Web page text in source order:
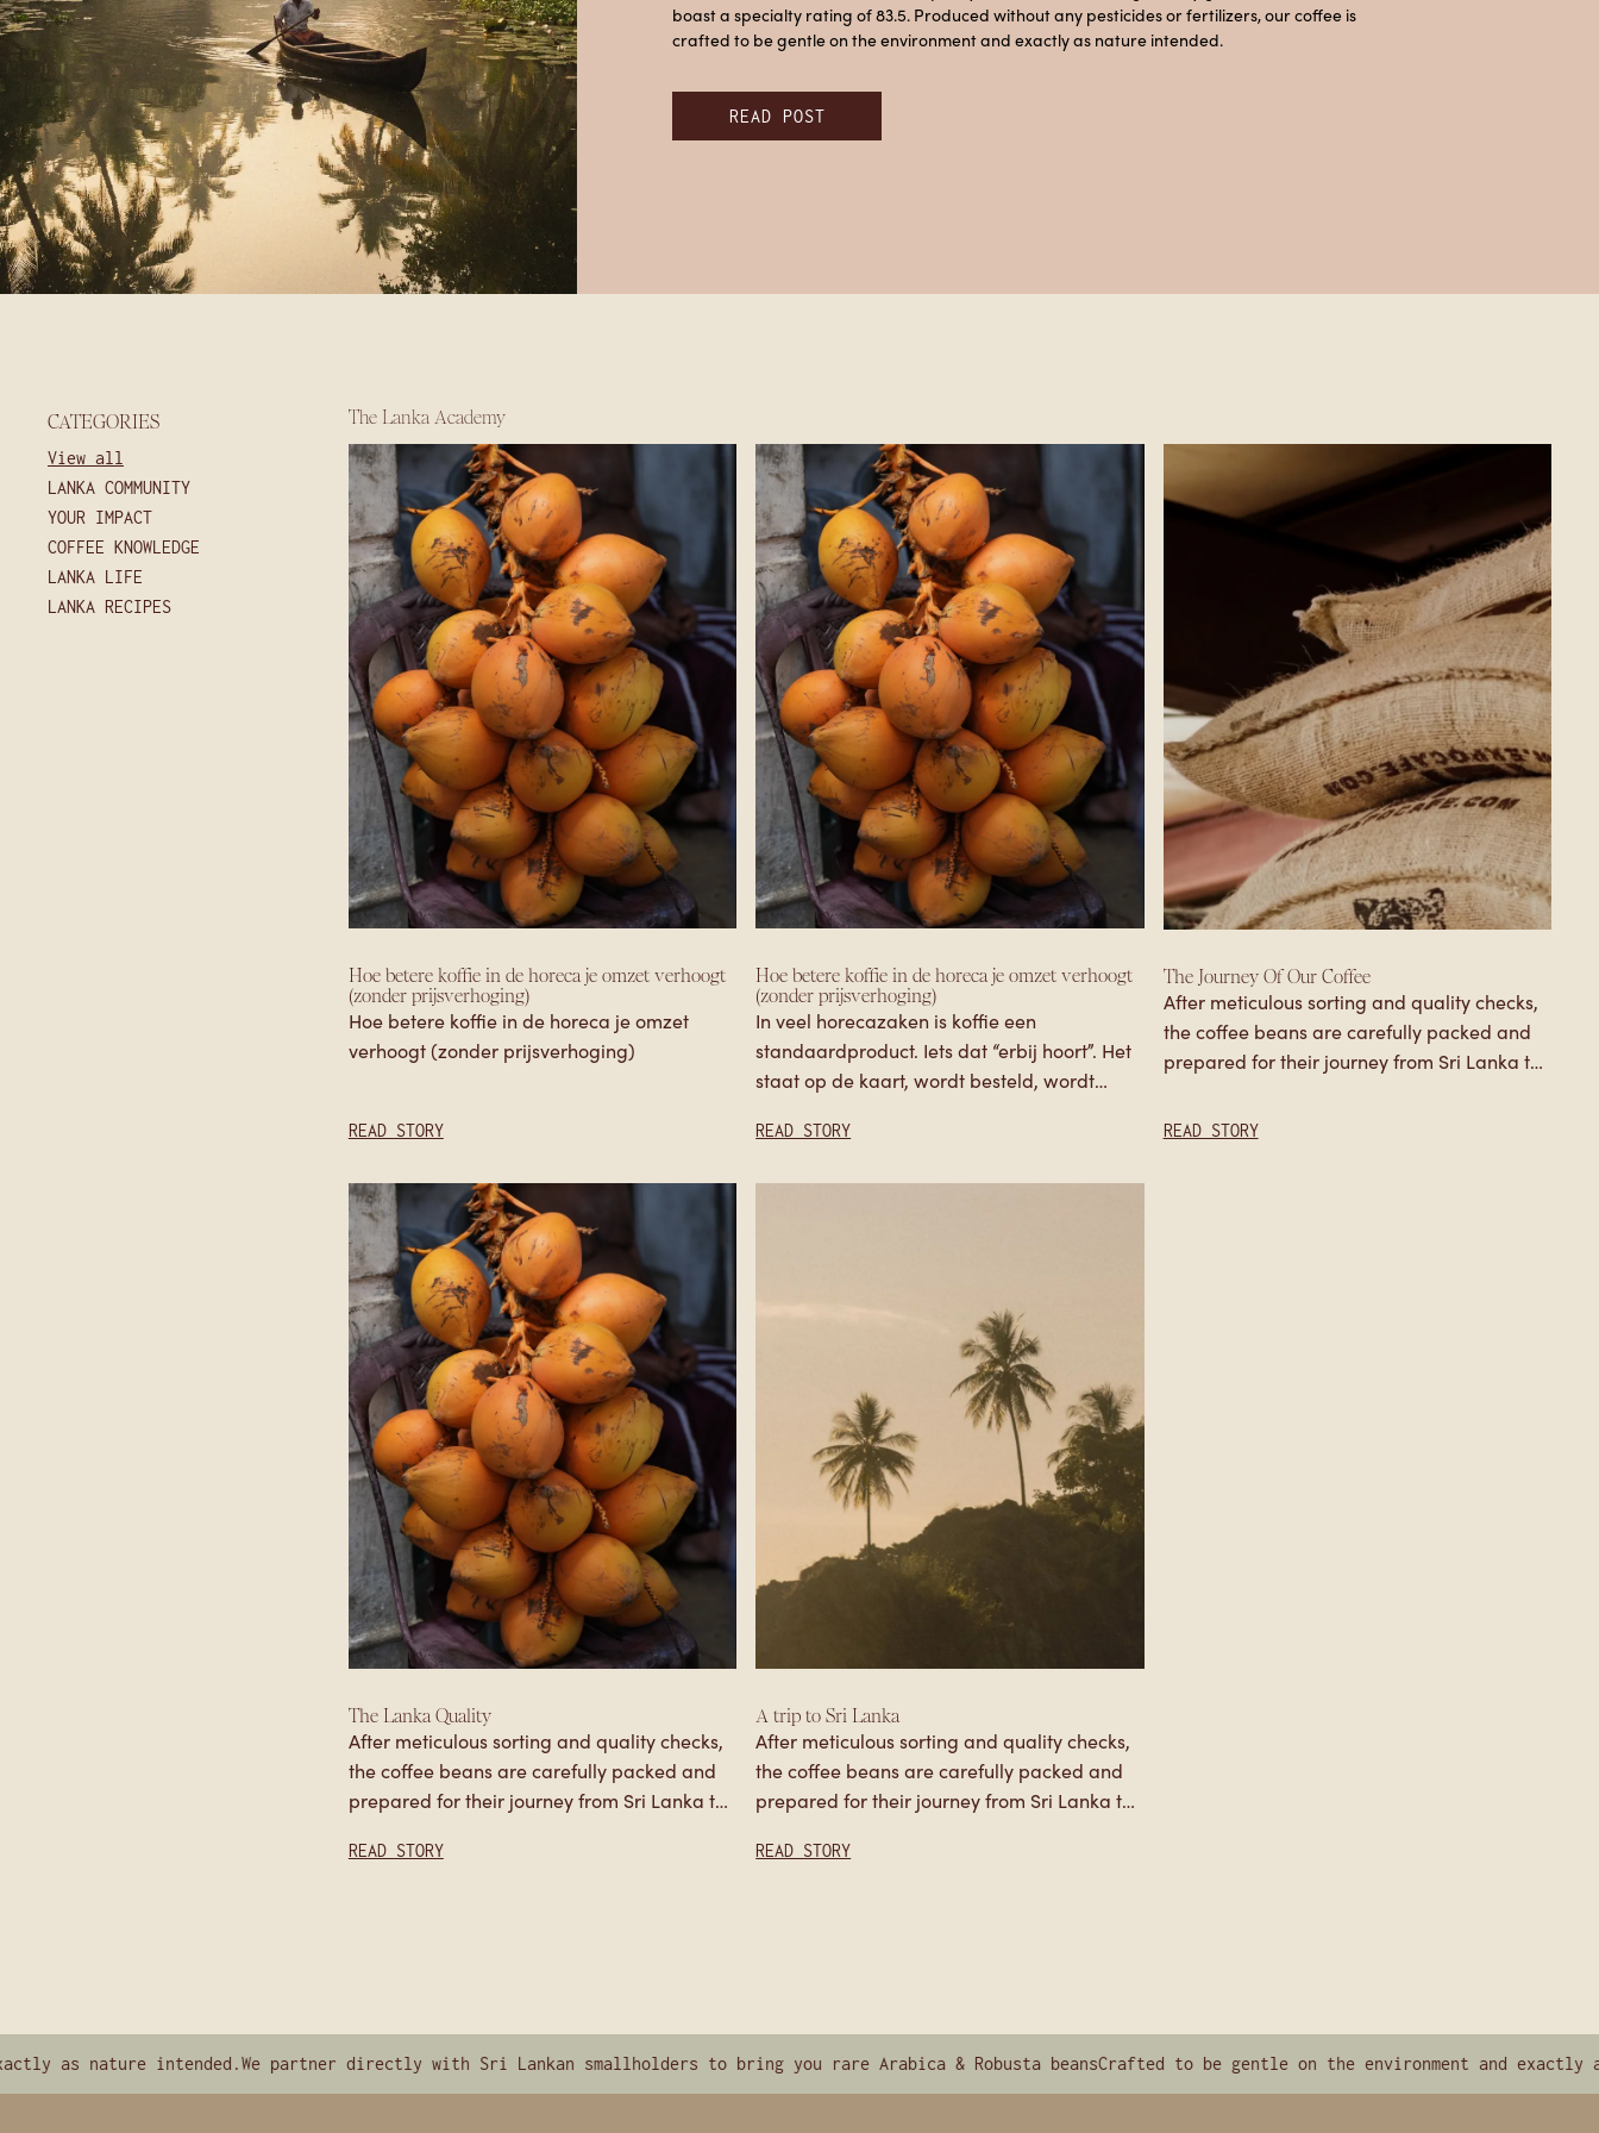
boast a specialty rating of 83.5. Produced without any pesticides or fertilizers, our coffee is
crafted to be gentle on the environment and exactly as nature intended.
READ POST
CATEGORIES
View all
LANKA COMMUNITY
YOUR IMPACT
COFFEE KNOWLEDGE
LANKA LIFE
LANKA RECIPES
The Lanka Academy
Hoe betere koffie in de horeca je omzet verhoogt
(zonder prijsverhoging)
Hoe betere koffie in de horeca je omzet
verhoogt (zonder prijsverhoging)
READ STORY
Hoe betere koffie in de horeca je omzet verhoogt
(zonder prijsverhoging)
In veel horecazaken is koffie een standaardproduct. Iets dat “erbij hoort”. Het staat op de kaart, wordt besteld, wordt geserveerd, maar krijgt zelden echt aandacht. En dat is precies waar veel omzet blijft liggen. Want koffie is vaak één van de meest verkochte producten in een zaak. Tegelijk is het een moment dat de ervaring van de gast bepaalt: aan het begin van de dag, tijdens de lunch of juist als afsluiting. Wanneer die koffie niet goed is, gebeurt er iets wat je niet direct ziet in je cijfers: • gasten bestellen geen tweede kop • blijven korter zitten • komen minder snel terug • en vertellen er niet over Met andere woorden: je mist omzet, zonder dat het ergens zichtbaar wordt. Bij Lanka Coffee werken we samen met verschillende koffiezaken en restaurants in Europa. We kijken mee naar hoe koffie wordt ingezet binnen een zaak en zorgen dat de koffie goed aansluit op de apparatuur en het gebruik. Door te helpen met de juiste afstelling en receptuur zien we waar het verschil ontstaat tussen koffie die “oké” is en koffie die echt bijdraagt aan de beleving en het resultaat van een zaak. In dit artikel laten we zien waarom koffie geen bijzaak is, maar een directe omzetdriver. Je leert wat er gebeurt als je koffie niet goed is, wat betere koffie wél oplevert en hoe je dit kunt verbeteren zonder je prijzen te verhogen of je operatie ingewikkelder te maken. Waarom koffie in de horeca vaak wordt onderschat als omzetdriver In veel horecazaken krijgt koffie niet dezelfde aandacht als gerechten, wijnen of de inrichting van de zaak. Het staat op de kaart, wordt standaard geserveerd en draait mee in de operatie, maar wordt zelden gezien als iets dat actief bijdraagt aan de omzet. Dat is opvallend, want koffie heeft juist eigenschappen die het zakelijk interessant maken. Koffie is vaak: • één van de meest verkochte producten op de kaart • een vast onderdeel van meerdere momenten op de dag Denk aan ontbijt, lunch, meetings, borrels of als afsluiting na het eten. Op al die momenten speelt koffie een rol in de ervaring van de gast. Toch wordt het in de praktijk vaak behandeld als een basisvoorziening in plaats van een kans. De focus ligt op snelheid en gemak, niet op kwaliteit en consistentie. Daardoor gebeurt er iets wat veel ondernemers niet direct doorhebben: koffie heeft wel invloed op gedrag, maar wordt niet actief gestuurd. Terwijl juist kleine verbeteringen in koffie een groot effect kunnen hebben op hoe lang gasten blijven, hoeveel ze bestellen en of ze terugkomen. Zodra je koffie niet meer ziet als bijzaak, maar als onderdeel van je verdienmodel, verandert de rol die het speelt in je zaak. En daarmee ook de impact op je omzet. Wat er gebeurt als je koffie niet goed is De impact van koffie wordt vaak onderschat, juist omdat het effect niet direct zichtbaar is in cijfers. Gasten klagen zelden expliciet over koffie. Ze drinken hem op, rekenen af en gaan weer weg. Maar wat er daarna gebeurt, is waar het verschil zit. Slechte of inconsistente koffie zorgt er niet voor dat iemand direct wegloopt, maar wel dat gedrag subtiel verandert. En juist dat heeft invloed op je omzet. Geen tweede bestelling Wanneer de eerste kop koffie niet goed is, is de kans klein dat een gast nog een tweede bestelt. Dat lijkt misschien een klein verschil, maar op drukke dagen of bij veel tafels telt dit snel op. Een gemiste tweede bestelling betekent niet alleen minder omzet op dat moment, maar ook minder tijd dat gasten blijven zitten. Minder herhaalbezoek Koffie speelt vaak een grotere rol in herhaalbezoek dan ondernemers denken. Zeker bij lunchrooms, cafés en all-day concepten is koffie een reden om terug te komen. Wanneer die ervaring niet goed of niet consistent is, verdwijnt die reden. Gasten kiezen dan de volgende keer voor een andere plek, zonder dat ze dat expliciet benoemen. Geen aanbeveling of mond-tot-mond Een zaak met goede koffie wordt vaak genoemd. Niet omdat mensen er actief naar zoeken, maar omdat het opvalt. “Daar moet je een keer koffie drinken” is één van de sterkste vormen van marketing, en het kost niets. Als koffie niet bijzonder is, gebeurt dat simpelweg niet. Je mist dus niet alleen directe omzet, maar ook nieuwe gasten via aanbevelingen. Waarom koffie één van de meest winstgevende producten is Koffie is een bijzonder product binnen de horeca, omdat het op meerdere momenten op de dag terugkomt en direct invloed heeft op hoe gasten zich gedragen. In tegenstelling tot veel andere producten vraagt koffie relatief weinig extra handelingen, geen uitgebreide voorbereiding en neemt het weinig ruimte in binnen je operatie. Tegelijk is het een product dat vaak standaard wordt besteld, zonder dat gasten er lang over nadenken. Juist die combinatie maakt koffie interessant. Koffie wordt gebruikt: • als start van de dag • als moment tijdens werk of afspraak • als onderdeel van lunch • als afsluiting van een maaltijd Dat betekent dat één product meerdere contactmomenten met de gast heeft. En elk van die momenten is een kans om de ervaring te versterken. Wanneer koffie goed is, gebeurt er iets belangrijks: het wordt een reden om te blijven of terug te komen. Niet als hoofdproduct, maar als vast onderdeel van het bezoek. En precies daar zit de kracht. Je hoeft geen nieuwe gerechten toe te voegen of je kaart aan te passen. Door koffie te verbeteren, werk je aan iets dat al in je zaak aanwezig is, maar vaak nog niet optimaal wordt benut. Het effect daarvan zie je niet alleen terug in losse bestellingen, maar in hoe vaak gasten komen, hoe lang ze blijven en wat ze uiteindelijk besteden. Veelgemaakte misvattingen over betere koffie in de horeca Veel ondernemers zien de potentie van betere koffie wel, maar lopen vast op aannames die het ingewikkelder maken dan nodig is. Daardoor blijft koffie vaak zoals het is, terwijl de drempel om te verbeteren eigenlijk laag ligt. Hieronder de meest voorkomende misvattingen. “Betere koffie is te ingewikkeld voor mijn team” Dit is één van de grootste misverstanden. In de praktijk draait goede koffie niet om perfectie, maar om consistentie. Je team hoeft geen barista te worden. Het gaat erom dat iedereen op dezelfde manier werkt, met duidelijke instellingen en een vast proces. Wanneer de basis goed staat, wordt koffie juist makkelijker in plaats van moeilijker. “Specialty koffie kost te veel tijd” Veel mensen denken dat betere koffie automatisch betekent dat alles handmatig moet en langer duurt. Maar in de meeste horecazaken werkt dat niet zo. Snelheid en efficiëntie blijven belangrijk. Goede koffie betekent vooral dat de juiste instellingen en producten gekozen worden, zodat het proces soepel blijft draaien. In veel gevallen verandert er weinig aan de handelingen, maar wel aan de uitkomst. “Mijn gasten merken dat toch niet” Gasten benoemen koffie misschien niet altijd direct, maar ze ervaren het wel. Ze merken het in hoe de koffie smaakt, maar vooral in hoe het totaal voelt. Een goede kop koffie kan het verschil maken tussen een neutrale ervaring en een plek waar iemand graag terugkomt. Het effect zit niet alleen in smaak, maar in gedrag: blijven zitten, nog iets bestellen of een volgende keer weer kiezen voor jouw zaak. Hoe je betere koffie inzet zonder je operatie ingewikkelder te maken Betere koffie hoeft je zaak niet trager of ingewikkelder te maken. Sterker nog: in de meeste gevallen werkt het juist andersom. Door duidelijke keuzes te maken en je proces te versimpelen, wordt koffie consistenter en makkelijker uitvoerbaar voor je team. Consistentie boven perfectie In een horecazaak draait alles om herhaalbaarheid. Gasten verwachten dat hun koffie vandaag hetzelfde smaakt als gisteren. Dat bereik je niet door perfectie na te streven, maar door een stabiele basis neer te zetten die je team makkelijk kan volgen. Denk aan vaste instellingen, duidelijke verhoudingen en een werkwijze die voor iedereen hetzelfde is. Zodra dat staat, verdwijnt de variatie en wordt de kwaliteit voorspelbaar. Simpele systemen werken het best Complexiteit is de grootste vijand van consistentie. Hoe meer stappen, keuzes of variabelen, hoe groter de kans dat het misgaat. Zeker in een drukke omgeving waar snelheid belangrijk is. Daarom werken simpele systemen het best. Een goed afgestemde machine, de juiste maling en een duidelijke werkwijze zorgen ervoor dat koffie snel en goed gezet kan worden, zonder dat het team hoeft na te denken bij elke kop. Kleine aanpassingen, groot effect Het verbeteren van koffie betekent zelden dat je alles moet omgooien. Vaak zit het verschil in kleine aanpassingen zoals: • de juiste afstelling van de machine • een betere match tussen koffie en apparatuur • duidelijke instructies voor het team Deze aanpassingen kosten weinig tijd, maar hebben wel direct effect op de kwaliteit en de ervaring van de gast. Betere koffie in de horeca: wat betekent dit voor jouw zaak? Koffie is geen bijzaak, maar een onderdeel van je zaak dat direct invloed heeft op hoe gasten zich gedragen. Je hebt gezien dat koffie een rol speelt in herhaalbezoek, besteding en de totale ervaring van een gast. Niet door het product op zichzelf, maar door wat het triggert: langer blijven, nog iets bestellen en terugkomen. Je weet nu ook dat verbeteren niet betekent dat je je hele operatie moet aanpassen. Het zit juist in een stabiele basis: consistente instellingen, een goede match tussen koffie en apparatuur en een werkwijze die je team eenvoudig kan uitvoeren. Toen je dit artikel begon, keek je waarschijnlijk naar manieren om je omzet te verhogen zonder prijzen te verhogen, extra personeel aan te nemen of grote investeringen te doen. Koffie voelde daarbij misschien als een standaardproduct waar weinig winst te halen viel. Nu zie je dat het juist een product is dat al aanwezig is in je zaak, maar vaak nog niet volledig wordt benut. Bij Lanka Coffee werken we met horecazaken in heel Europa en helpen we om koffie beter te laten aansluiten op de praktijk van de zaak. Niet door het ingewikkelder te maken, maar door te zorgen dat koffie klopt
READ STORY
The Journey Of Our Coffee
After meticulous sorting and quality checks,
the coffee beans are carefully packed and
prepared for their journey from Sri Lanka to
rigorous.
READ STORY
The Lanka Quality
After meticulous sorting and quality checks,
the coffee beans are carefully packed and
prepared for their journey from Sri Lanka to
rigorous.
READ STORY
A trip to Sri Lanka
After meticulous sorting and quality checks,
the coffee beans are carefully packed and
prepared for their journey from Sri Lanka to
READ STORY
nature intended.We partner directly with Sri Lankan smallholders to bring you rare Arabica & Robusta beansCrafted to be gentle on the environment and exactly as